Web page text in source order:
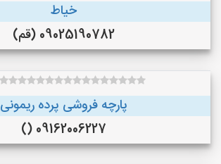
خیاط
09025190782 (قم)
پارچه فروشی پرده ریمونی
09162006227 ()